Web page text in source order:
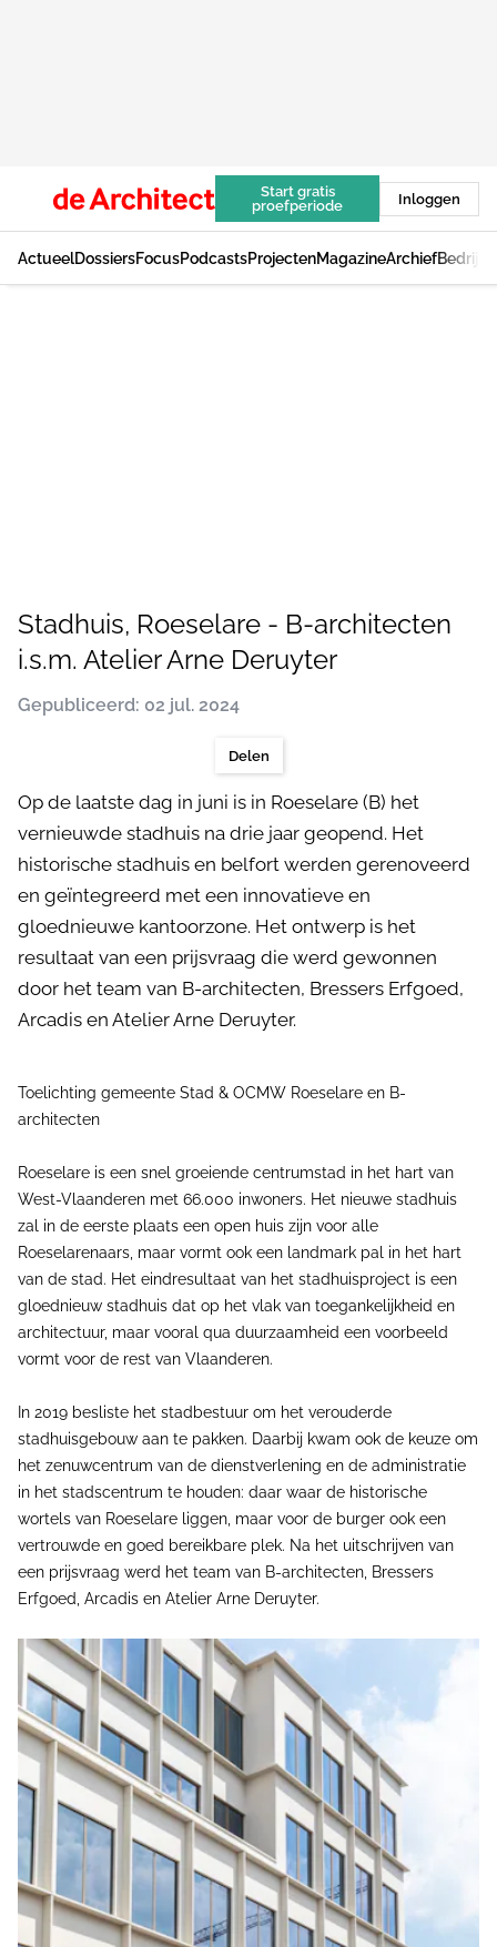
Start gratis
proefperiode
Inloggen
ActueelDossiersFocusPodcastsProjectenMagazineArchief
Stadhuis, Roeselare - B-architecten
i.s.m. Atelier Arne Deruyter
Gepubliceerd: 02 jul. 2024
Delen
Op de laatste dag in juni is in Roeselare (B) het
vernieuwde stadhuis na drie jaar geopend. Het
historische stadhuis en belfort werden gerenoveerd
en geïntegreerd met een innovatieve en
gloednieuwe kantoorzone. Het ontwerp is het
resultaat van een prijsvraag die werd gewonnen
door het team van B-architecten, Bressers Erfgoed,
Arcadis en Atelier Arne Deruyter.
Toelichting gemeente Stad & OCMW Roeselare en B-
architecten
Roeselare is een snel groeiende centrumstad in het hart van
West-Vlaanderen met 66.000 inwoners. Het nieuwe stadhuis
zal in de eerste plaats een open huis zijn voor alle
Roeselarenaars, maar vormt ook een landmark pal in het hart
van de stad. Het eindresultaat van het stadhuisproject is een
gloednieuw stadhuis dat op het vlak van toegankelijkheid en
architectuur, maar vooral qua duurzaamheid een voorbeeld
vormt voor de rest van Vlaanderen.
In 2019 besliste het stadbestuur om het verouderde
stadhuisgebouw aan te pakken. Daarbij kwam ook de keuze om
het zenuwcentrum van de dienstverlening en de administratie
in het stadscentrum te houden: daar waar de historische
wortels van Roeselare liggen, maar voor de burger ook een
vertrouwde en goed bereikbare plek. Na het uitschrijven van
een prijsvraag werd het team van B-architecten, Bressers
Erfgoed, Arcadis en Atelier Arne Deruyter.